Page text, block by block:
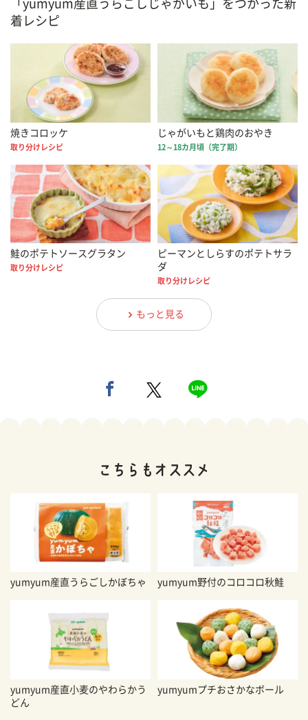
「yumyum産直うらごしじゃがいも」をつかった新
着レシピ
焼きコロッケ
取り分けレシピ
じゃがいもと鶏肉のおやき
12～18カ月頃（完了期）
鮭のポテトソースグラタン
取り分けレシピ
ピーマンとしらすのポテトサラ
ダ
取り分けレシピ
もっと見る
yumyum産直うらごしかぼちゃ yumyum野付のコロコロ秋鮭
yumyum産直小麦のやわらかう
どん
yumyumプチおさかなボール